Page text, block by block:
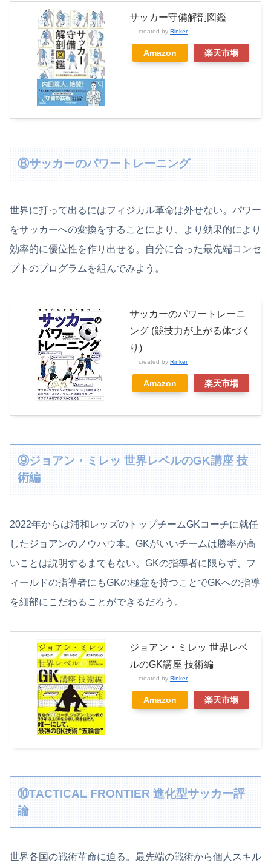
サッカー守備解剖図鑑
created by Rinker
Amazon 楽天市場
⑧サッカーのパワートレーニング
世界に打って出るにはフィジカル革命は外せない。パワー
をサッカーへの変換をすることにより、より効果的により
効率的に優位性を作り出せる。自分に合った最先端コンセ
プトのプログラムを組んでみよう。
サッカーのパワートレーニ
ング (競技力が上がる体づく
り)
created by Rinker
Amazon 楽天市場
⑨ジョアン・ミレッ 世界レベルのGK講座 技
術編
2022年からは浦和レッズのトップチームGKコーチに就任
したジョアンのノウハウ本。GKがいいチームは勝率が高
いことは説明するまでもない。GKの指導者に限らず、フ
ィールドの指導者にもGKの極意を持つことでGKへの指導
を細部にこだわることができるだろう。
ジョアン・ミレッ 世界レベ
ルのGK講座 技術編
created by Rinker
Amazon 楽天市場
⑩TACTICAL FRONTIER 進化型サッカー評
論
世界各国の戦術革命に迫る。最先端の戦術から個人スキル